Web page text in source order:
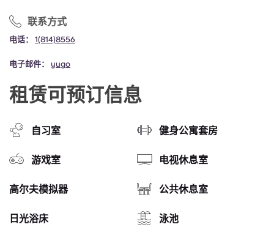
联系方式
电话： 1(814)8556
电子邮件： yugo
租赁可预订信息
自习室 健身公寓套房
游戏室 电视休息室
高尔夫模拟器 公共休息室
日光浴床 泳池